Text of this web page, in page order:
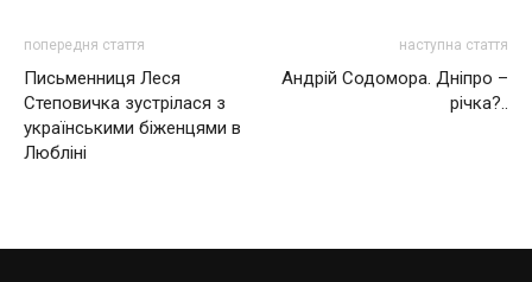
попередня стаття
Письменниця Леся
Степовичка зустрілася з
українськими біженцями в
Любліні
наступна стаття
Андрій Содомора. Дніпро –
річка?..